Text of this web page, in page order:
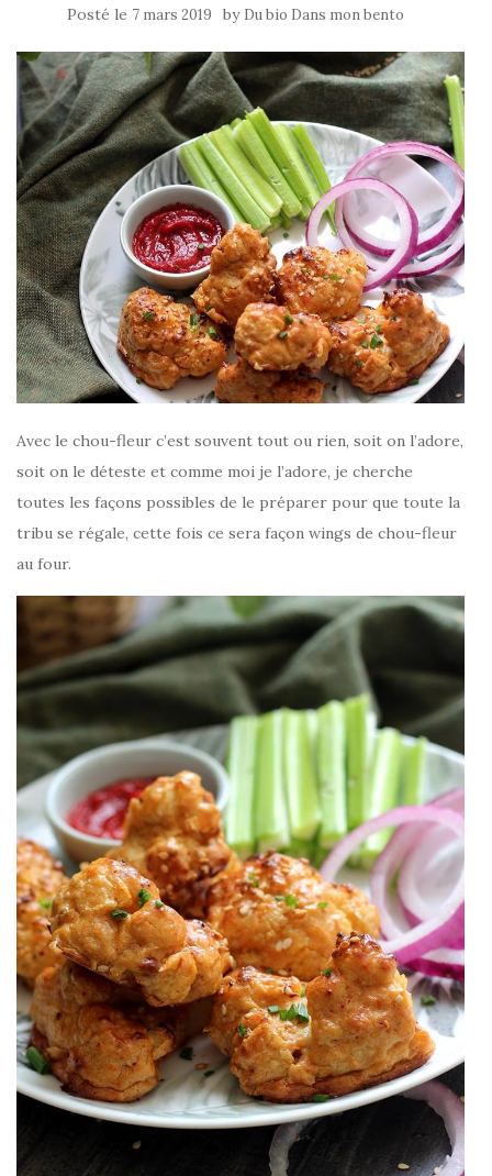
Posté le 7 mars 2019 by Du bio Dans mon bento
Avec le chou-fleur c’est souvent tout ou rien, soit on l’adore,
soit on le déteste et comme moi je l’adore, je cherche
toutes les façons possibles de le préparer pour que toute la
tribu se régale, cette fois ce sera façon wings de chou-fleur
au four.